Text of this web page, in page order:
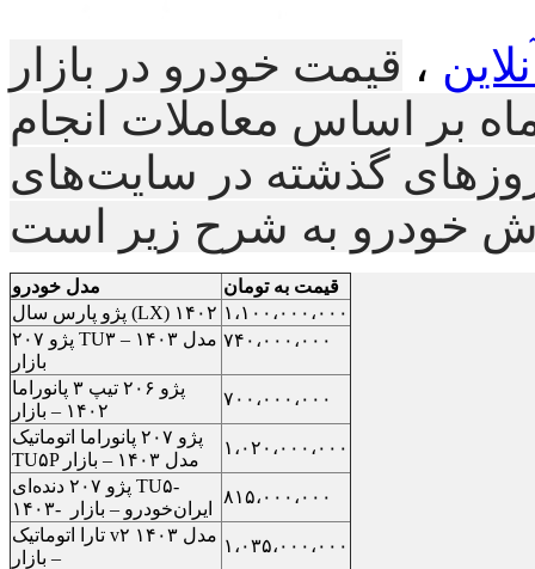
، قیمت خودرو در بازار
۲ اردیبهشت ماه بر اساس معاملات انجام
گذشته در سایت‌های
قیمت به تومان
پژو پارس سال (LX) ۱۴۰۲ ۱،۱۰۰،۰۰۰،۰۰۰
پژو ۲۰۷ TU۳ مدل ۱۴۰۳ –
بازار
۷۴۰،۰۰۰،۰۰۰
پژو ۲۰۶ تیپ ۳ پانوراما
۱۴۰۲ – بازار
۷۰۰،۰۰۰،۰۰۰
پژو ۲۰۷ پانوراما اتوماتیک
TU۵P مدل ۱۴۰۳ – بازار
۱،۰۲۰،۰۰۰،۰۰۰
پژو ۲۰۷ دنده‌ای TU۵-
۱۴۰۳- ایران‌خودرو – بازار
۸۱۵،۰۰۰،۰۰۰
تارا اتوماتیک v۲ مدل ۱۴۰۳
– بازار
۱،۰۳۵،۰۰۰،۰۰۰